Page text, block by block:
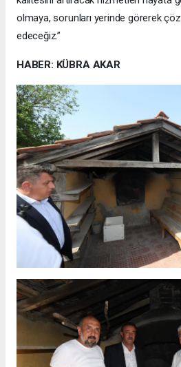
olmaya, sorunları yerinde görerek
edeceğiz.”
HABER: KÜBRA AKAR